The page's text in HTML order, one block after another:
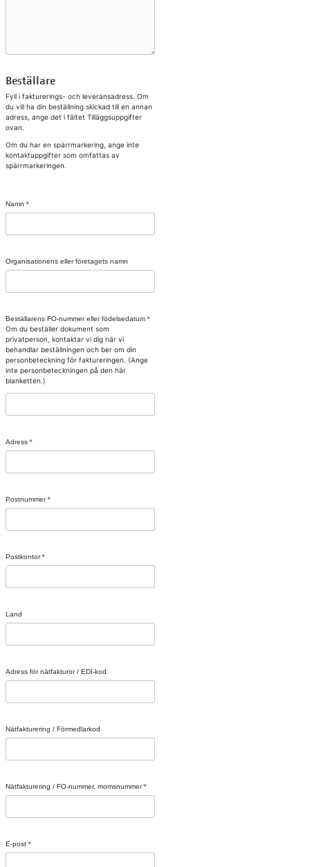
Beställare
Fyll i fakturerings- och leveransadress. Om
du vill ha din beställning skickad till en annan
adress, ange det i fältet Tilläggsuppgifter
ovan.
Om du har en spärrmarkering, ange inte
kontaktuppgifter som omfattas av
spärrmarkeringen.
Namn
Organisationens eller företagets namn
Beställarens FO-nummer eller födelsedatum
Om du beställer dokument som
privatperson, kontaktar vi dig när vi
behandlar beställningen och ber om din
personbeteckning för faktureringen. (Ange
inte personbeteckningen på den här
blanketten.)
Adress
Postnummer
Postkontor
Land
Adress för nätfakturor / EDI-kod
Nätfakturering / Förmedlarkod
Nätfakturering / FO-nummer, momsnummer
E-post